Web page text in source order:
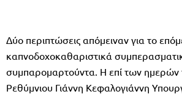
Δύο περιπτώσεις απόμειναν για το
καπνοδοχοκαθαριστικά
συμπαρομαρτούντα. Η επί των ημερών
Ρεθύμνιου Γιάννη Κεφαλογιάννη